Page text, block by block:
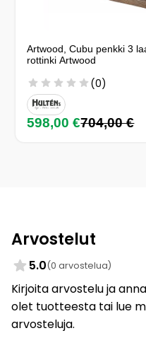
Artwood, Cubu penkki 3
rottinki Artwood
(0)
598,00 €704,00 €
Arvostelut
5.0(0 arvostelua)
Kirjoita arvostelu ja
olet tuotteesta tai lue
arvosteluja.